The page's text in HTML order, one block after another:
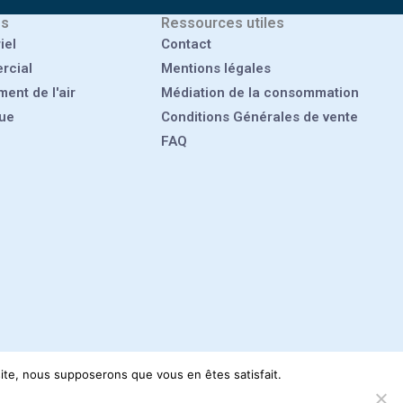
de l'air
Ressources utiles
Contact
Mentions légales
Médiation de la consommation
Conditions Générales de vente
FAQ
nous supposerons que vous en êtes satisfait.